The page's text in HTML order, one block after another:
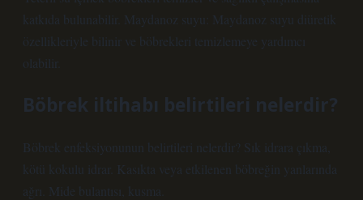
katkıda bulunabilir. Maydanoz suyu: Maydanoz suyu diüretik
özellikleriyle bilinir ve böbrekleri temizlemeye yardımcı
olabilir.
Böbrek iltihabı belirtileri nelerdir?
Böbrek enfeksiyonunun belirtileri nelerdir? Sık idrara çıkma,
kötü kokulu idrar. Kasıkta veya etkilenen böbreğin yanlarında
ağrı. Mide bulantısı, kusma.